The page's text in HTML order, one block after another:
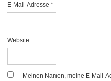
E-Mail-Adresse *
Website
Meinen Namen, meine E-Mail-